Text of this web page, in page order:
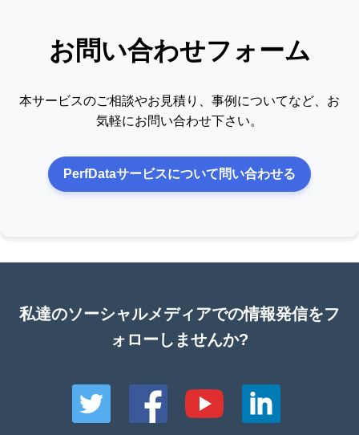
お問い合わせフォーム
本サービスのご相談やお見積り、事例についてなど、お
気軽にお問い合わせ下さい。
PerfDataサービスについて問い合わせる
私達のソーシャルメディアでの情報発信をフ
ォローしませんか?